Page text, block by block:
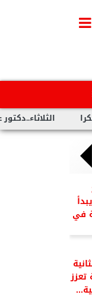
عمرو سليمان
في
تعزز